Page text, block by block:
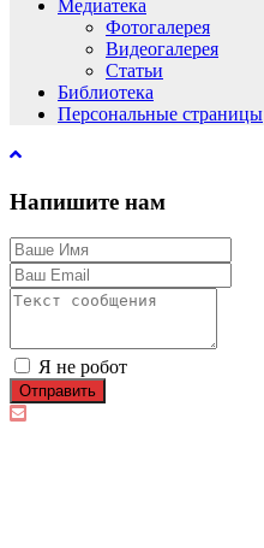
Медиатека
Фотогалерея
Видеогалерея
Статьи
Библиотека
Персональные страницы
Напишите нам
Я не робот
Отправить